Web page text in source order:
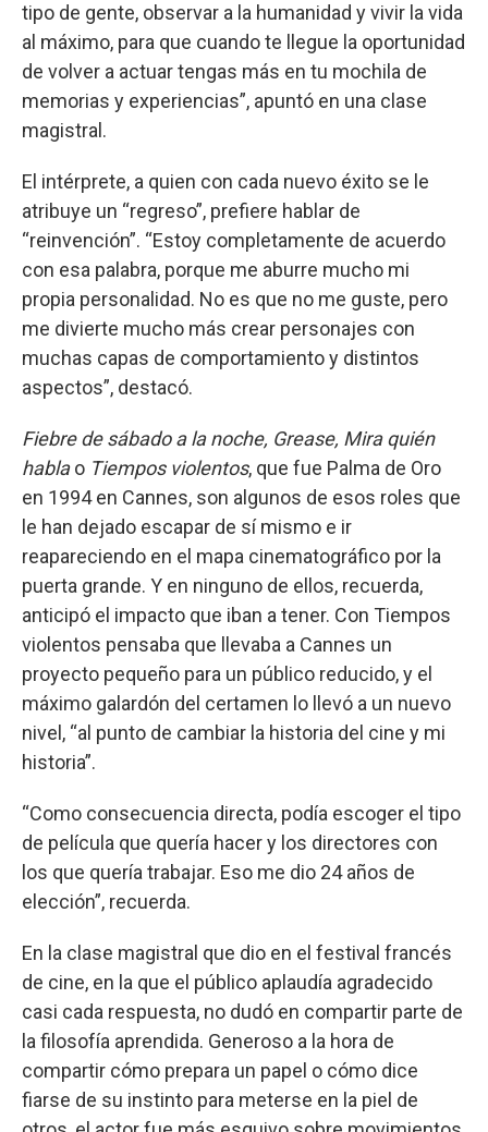
tipo de gente, observar a la humanidad y vivir la vida
al máximo, para que cuando te llegue la oportunidad
de volver a actuar tengas más en tu mochila de
memorias y experiencias”, apuntó en una clase
magistral.
El intérprete, a quien con cada nuevo éxito se le
atribuye un “regreso”, prefiere hablar de
“reinvención”. “Estoy completamente de acuerdo
con esa palabra, porque me aburre mucho mi
propia personalidad. No es que no me guste, pero
me divierte mucho más crear personajes con
muchas capas de comportamiento y distintos
aspectos”, destacó.
Fiebre de sábado a la noche, Grease, Mira quién
hablao Tiempos violentos, que fue Palma de Oro
en 1994 en Cannes, son algunos de esos roles que
le han dejado escapar de sí mismo e ir
reapareciendo en el mapa cinematográfico por la
puerta grande. Y en ninguno de ellos, recuerda,
anticipó el impacto que iban a tener. Con Tiempos
violentos pensaba que llevaba a Cannes un
proyecto pequeño para un público reducido, y el
máximo galardón del certamen lo llevó a un nuevo
nivel, “al punto de cambiar la historia del cine y mi
historia”.
“Como consecuencia directa, podía escoger el tipo
de película que quería hacer y los directores con
los que quería trabajar. Eso me dio 24 años de
elección”, recuerda.
En la clase magistral que dio en el festival francés
de cine, en la que el público aplaudía agradecido
casi cada respuesta, no dudó en compartir parte de
la filosofía aprendida. Generoso a la hora de
compartir cómo prepara un papel o cómo dice
fiarse de su instinto para meterse en la piel de